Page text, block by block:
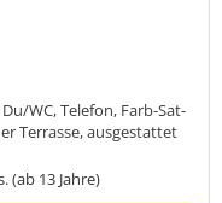
WC, Telefon, Farb-Sat-
Terrasse, ausgestattet
(ab 13 Jahre)